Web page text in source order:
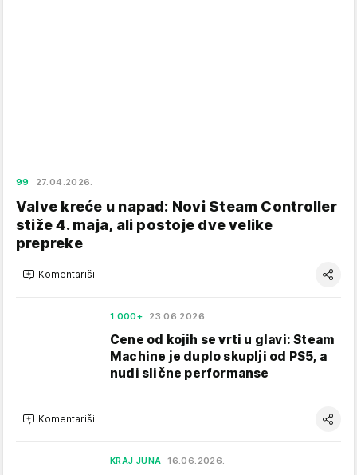
99 27.04.2026.
Valve kreće u napad: Novi Steam Controller
stiže 4. maja, ali postoje dve velike
prepreke
Komentariši
1.000+ 23.06.2026.
Cene od kojih se vrti u glavi: Steam
Machine je duplo skuplji od PS5, a
nudi slične performanse
Komentariši
KRAJ JUNA 16.06.2026.